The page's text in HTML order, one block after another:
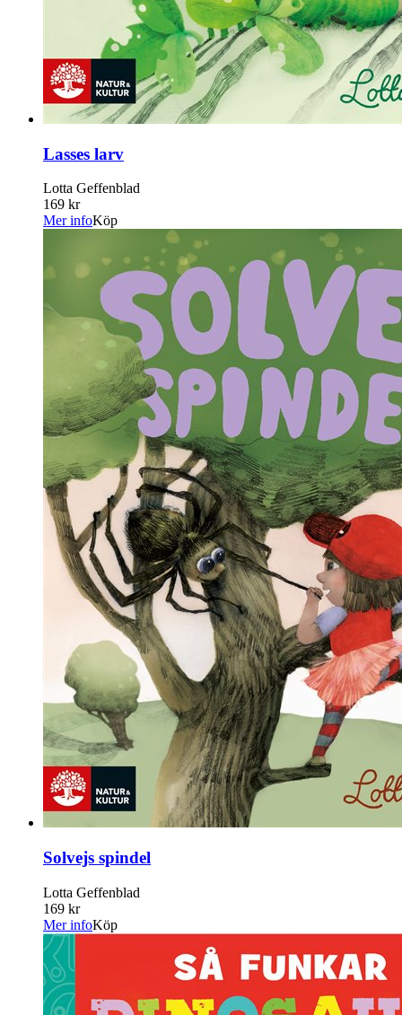
Lasses larv
Lotta Geffenblad
169 kr
Mer infoKöp
Solvejs spindel
Lotta Geffenblad
169 kr
Mer infoKöp